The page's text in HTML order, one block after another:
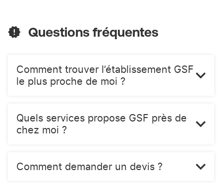
Questions fréquentes
Comment trouver l’établissement GSF
le plus proche de moi ?
Quels services propose GSF près de
chez moi ?
Comment demander un devis ?